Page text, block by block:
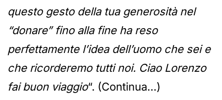
questo gesto della tua generosità nel
“donare” fino alla fine ha reso
perfettamente l’idea dell’uomo che sei e
che ricorderemo tutti noi. Ciao Lorenzo
fai buon viaggio“. (Continua…)